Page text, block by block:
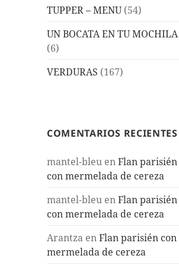
TUPPER – MENU(54)
UN BOCATA EN TU MOCHILA
(6)
VERDURAS (167)
COMENTARIOS RECIENTES
mantel-bleu enFlan parisién
con mermelada de cereza
mantel-bleu enFlan parisién
con mermelada de cereza
Arantza enFlan parisién con
mermelada de cereza